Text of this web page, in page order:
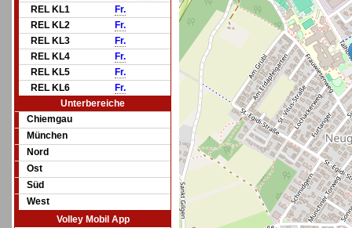
REL KL1
Fr.
REL KL2
Fr.
REL KL3
Fr.
REL KL4
Fr.
REL KL5
Fr.
REL KL6
Fr.
Unterbereiche
Chiemgau
München
Nord
Ost
Süd
West
Volley Mobil App